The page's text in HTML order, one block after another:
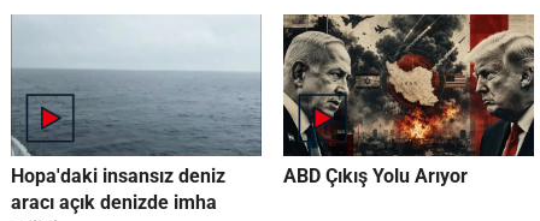
Hopa'daki insansız deniz
aracı açık denizde imha
ABD Çıkış Yolu Arıyor